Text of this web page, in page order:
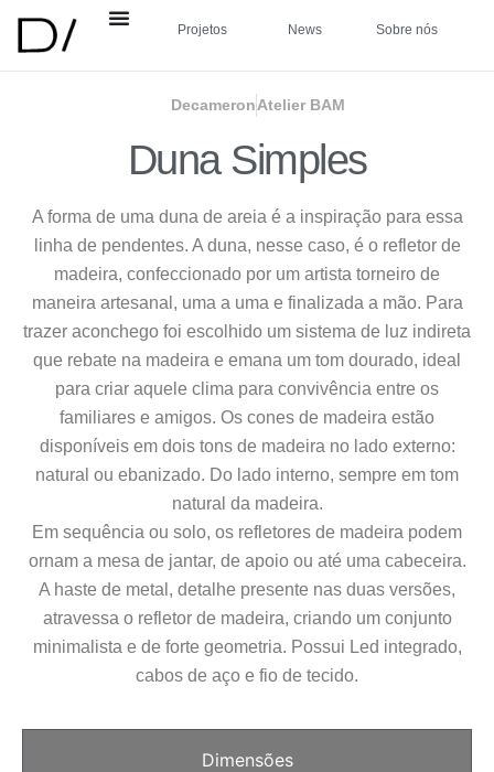
Projetos News Sobre nós
DecameronAtelier BAM
Duna Simples
A forma de uma duna de areia é a inspiração para essa
linha de pendentes. A duna, nesse caso, é o refletor de
madeira, confeccionado por um artista torneiro de
maneira artesanal, uma a uma e finalizada a mão. Para
trazer aconchego foi escolhido um sistema de luz indireta
que rebate na madeira e emana um tom dourado, ideal
para criar aquele clima para convivência entre os
familiares e amigos. Os cones de madeira estão
disponíveis em dois tons de madeira no lado externo:
natural ou ebanizado. Do lado interno, sempre em tom
natural da madeira.
Em sequência ou solo, os refletores de madeira podem
ornam a mesa de jantar, de apoio ou até uma cabeceira.
A haste de metal, detalhe presente nas duas versões,
atravessa o refletor de madeira, criando um conjunto
minimalista e de forte geometria. Possui Led integrado,
cabos de aço e fio de tecido.
Dimensões